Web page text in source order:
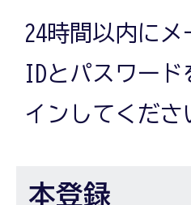
24時間以内にメ
IDとパスワード
インしてくださ
本登録